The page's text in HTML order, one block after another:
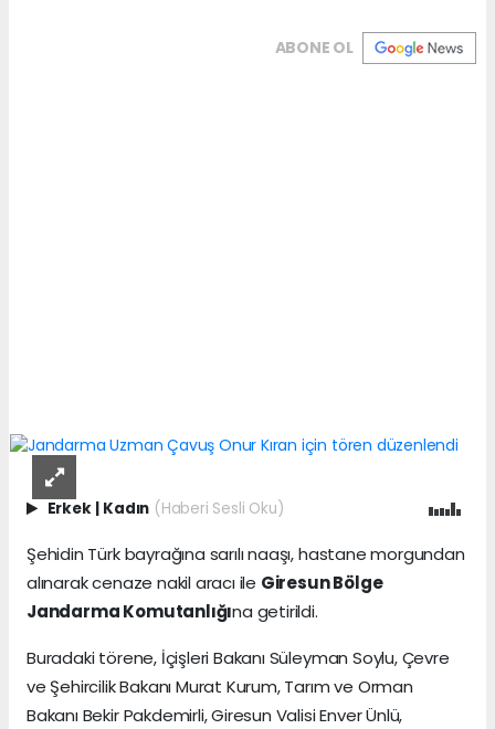
ABONE OL
Erkek | Kadın (Haberi Sesli Oku)
Şehidin Türk bayrağına sarılı naaşı, hastane morgundan
alınarak cenaze nakil aracı ile Giresun Bölge
Jandarma Komutanlığına getirildi.
Buradaki törene, İçişleri Bakanı Süleyman Soylu, Çevre
ve Şehircilik Bakanı Murat Kurum, Tarım ve Orman
Bakanı Bekir Pakdemirli, Giresun Valisi Enver Ünlü,